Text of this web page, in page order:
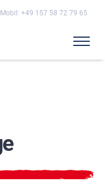
+49 157 58 72 79 65
e